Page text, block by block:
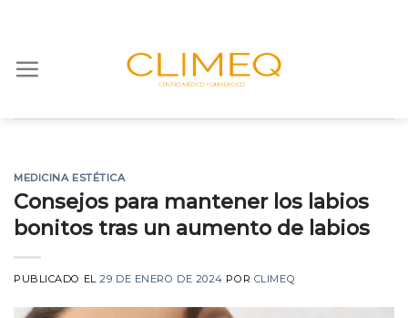
MEDICINA ESTÉTICA
Consejos para mantener los labios
bonitos tras un aumento de labios
PUBLICADO EL29 DE ENERO DE 2024 POR CLIMEQ